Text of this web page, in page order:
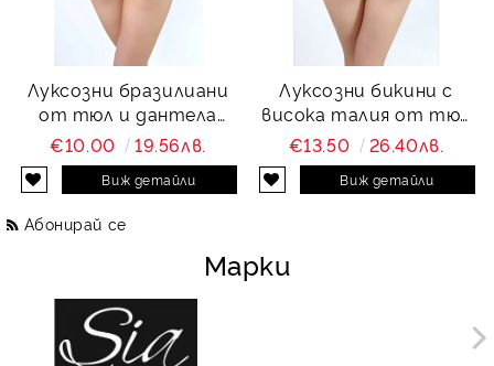
Луксозни бразилиани
от тюл и дантела
Charity
€10.00 19.56лв.
Виж детайли
Луксозни бикини с
висока талия от тюл
и дантела Charity
€13.50 26.40лв.
Виж детайли
Абонирай се
Марки